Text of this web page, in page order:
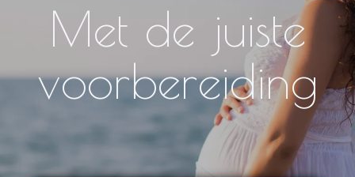
Met de juiste
voorbereiding